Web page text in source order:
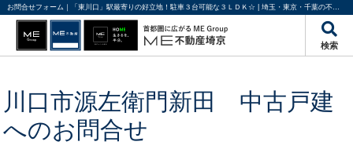
お問合せフォーム｜「東川口」駅最寄りの好立地！駐車３台可能な３ＬＤＫ☆ | 埼玉・東京・千葉の不動産のことならME不動産埼京
検索
川口市源左衛門新田 中古戸建
へのお問合せ